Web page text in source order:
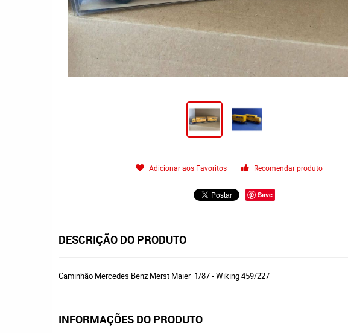
Adicionar aos Favoritos Recomendar produto
Save
DESCRIÇÃO DO PRODUTO
Caminhão Mercedes Benz Merst Maier 1/87 - Wiking 459/227
INFORMAÇÕES DO PRODUTO